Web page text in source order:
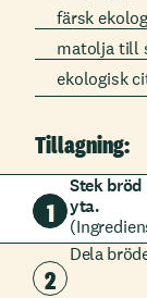
färsk
matolja till
ekologisk
Tillagning:
1
Stek
yta.
2
Dela